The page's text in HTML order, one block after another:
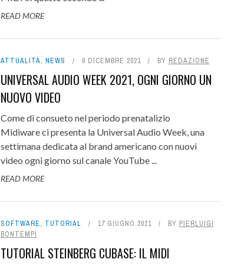
READ MORE
ATTUALITÀ, NEWS 6 DICEMBRE 2021 BY REDAZIONE
UNIVERSAL AUDIO WEEK 2021, OGNI GIORNO UN
NUOVO VIDEO
Come di consueto nel periodo prenatalizio
Midiware ci presenta la Universal Audio Week, una
settimana dedicata al brand americano con nuovi
video ogni giorno sul canale YouTube ...
READ MORE
SOFTWARE, TUTORIAL 17 GIUGNO 2021 BY PIERLUIGI
BONTEMPI
TUTORIAL STEINBERG CUBASE: IL MIDI